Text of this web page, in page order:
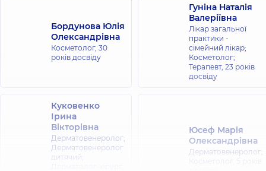
Бордунова Юлія
Олександрівна
Косметолог, 30
років досвіду
Гуніна Наталія
Валеріївна
Лікар загальної
практики -
сімейний лікар;
Косметолог;
Терапевт, 23 років
досвіду
Куковенко
Ірина
Вікторівна
Дерматовенеролог;
Дерматовенеролог
дитячий;
Юсеф Марія
Олександрівна
Дерматовенеролог;